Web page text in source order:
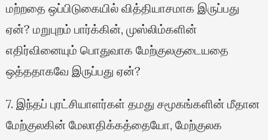
மற்றதை ஒப்பிடுகையில் வித்தியாசமாக இருப்பது
ஏன்? மறுபுறம் பார்க்கின், முஸ்லிம்களின்
எதிர்வினையும் பொதுவாக மேற்குலகுடையதை
ஒத்ததாகவே இருப்பது ஏன்?
7. இந்தப் புரட்சியாளர்கள் தமது சமூகங்களின் மீதான
மேற்குலகின் மேலாதிக்கத்தையோ, மேற்குலக